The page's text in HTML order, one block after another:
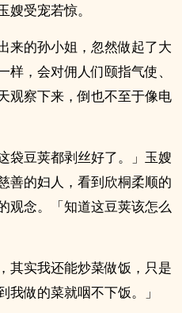
嫂受宠若惊。
来的孙小姐，忽然做起了大
，会对佣人们颐指气使、
观察下来，倒也不至于像电
袋豆荚都剥丝好了。」玉嫂
善的妇人，看到欣桐柔顺的
观念。「知道这豆荚该怎么
其实我还能炒菜做饭，只是
做的菜就咽不下饭。」